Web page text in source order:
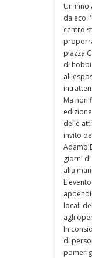
Un inno
da eco
centro
piazza
di
Ma non
delle
invito
Adamo
giorni
alla
locali
agli
In
di